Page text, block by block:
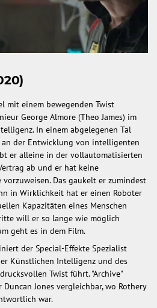
mit einem bewegenden Twist
George Almore (Theo James) im
In einem abgelegenen Tal
der Entwicklung von intelligenten
er alleine in der vollautomatisierten
ab und er hat keine
Das gaukelt er zumindest
in Wirklichkeit hat er einen Roboter
Kapazitäten eines Menschen
will er so lange wie möglich
geht es in dem Film.
der Special-Effekte Spezialist
Künstlichen Intelligenz und des
Twist führt. "Archive"
Jones vergleichbar, wo Rothery
war.